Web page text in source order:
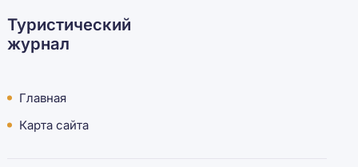
Туристический
журнал
Главная
Карта сайта